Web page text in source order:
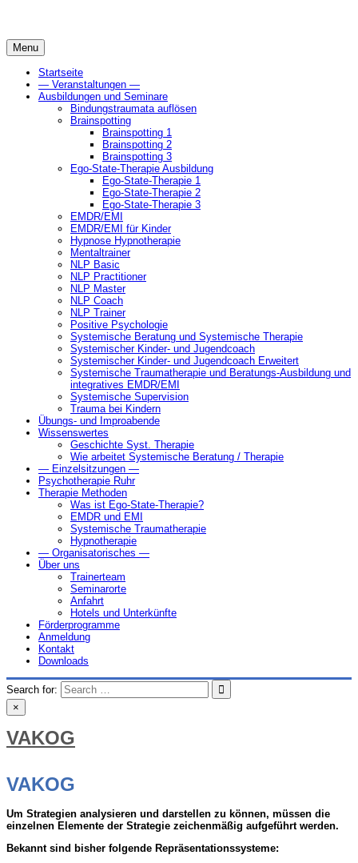
Menu
Startseite
— Veranstaltungen —
Ausbildungen und Seminare
Bindungstraumata auflösen
Brainspotting
Brainspotting 1
Brainspotting 2
Brainspotting 3
Ego-State-Therapie Ausbildung
Ego-State-Therapie 1
Ego-State-Therapie 2
Ego-State-Therapie 3
EMDR/EMI
EMDR/EMI für Kinder
Hypnose Hypnotherapie
Mentaltrainer
NLP Basic
NLP Practitioner
NLP Master
NLP Coach
NLP Trainer
Positive Psychologie
Systemische Beratung und Systemische Therapie
Systemischer Kinder- und Jugendcoach
Systemischer Kinder- und Jugendcoach Erweitert
Systemische Traumatherapie und Beratungs-Ausbildung und
integratives EMDR/EMI
Systemische Supervision
Trauma bei Kindern
Übungs- und Improabende
Wissenswertes
Geschichte Syst. Therapie
Wie arbeitet Systemische Beratung / Therapie
— Einzelsitzungen —
Psychotherapie Ruhr
Therapie Methoden
Was ist Ego-State-Therapie?
EMDR und EMI
Systemische Traumatherapie
Hypnotherapie
— Organisatorisches —
Über uns
Trainerteam
Seminarorte
Anfahrt
Hotels und Unterkünfte
Förderprogramme
Anmeldung
Kontakt
Downloads
Search for:
×
VAKOG
VAKOG
Um Strategien analysieren und darstellen zu können, müssen die
einzelnen Elemente der Strategie zeichenmäßig aufgeführt werden.
Bekannt sind bisher folgende Repräsentationssysteme: